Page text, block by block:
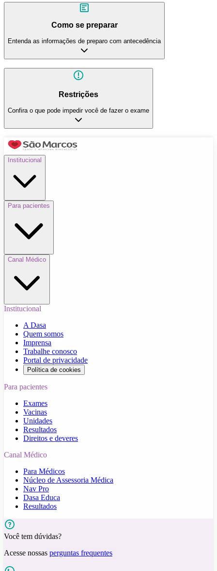
Como se preparar
Entenda as informações de preparo com antecedência
Restrições
Confira o que pode impedir você de fazer o exame
Institucional
Para pacientes
Canal Médico
Institucional
A Dasa
Quem somos
Imprensa
Trabalhe conosco
Portal de privacidade
Política de cookies
Para pacientes
Exames
Vacinas
Unidades
Resultados
Direitos e deveres
Canal Médico
Para Médicos
Núcleo de Assessoria Médica
Nav Pro
Dasa Educa
Resultados
Você tem dúvidas?
Acesse nossas perguntas frequentes